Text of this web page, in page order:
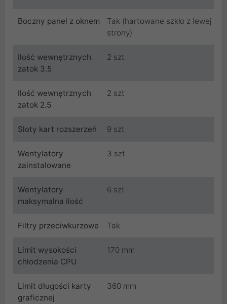
Boczny panel z oknem
Tak (hartowane szkło z lewej
strony)
Ilość wewnętrznych
zatok 3.5
2 szt
Ilość wewnętrznych
zatok 2.5
2 szt
Sloty kart rozszerzeń 9 szt
Wentylatory
zainstalowane
3 szt
Wentylatory
maksymalna ilość
6 szt
Filtry przeciwkurzowe Tak
Limit wysokości
chłodzenia CPU
170 mm
Limit długości karty
graficznej
360 mm